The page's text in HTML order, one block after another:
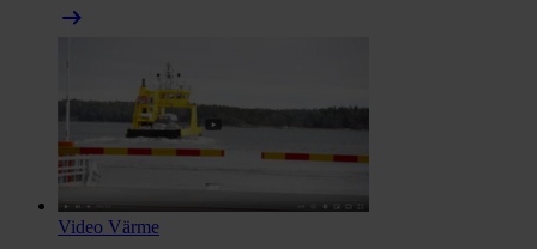
arrow_right_alt
Video Värme